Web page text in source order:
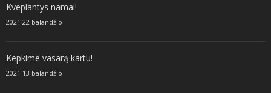
Kvepiantys namai!
2021 22 balandžio
Kepkime vasarą kartu!
2021 13 balandžio